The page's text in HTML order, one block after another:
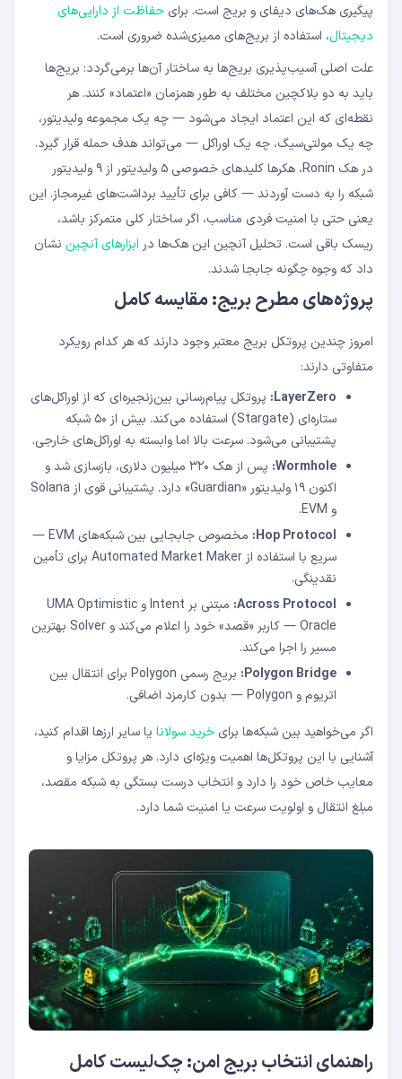
پیگیری هک‌های دیفای و بریج است. برای حفاظت از دارایی‌های
دیجیتال، استفاده از بریج‌های ممیزی‌شده ضروری است.
علت اصلی آسیب‌پذیری بریج‌ها به ساختار آن‌ها برمی‌گردد: بریج‌ها
باید به دو بلاکچین مختلف به طور همزمان «اعتماد» کنند. هر
نقطه‌ای که این اعتماد ایجاد می‌شود — چه یک مجموعه ولیدیتور،
چه یک مولتی‌سیگ، چه یک اوراکل — می‌تواند هدف حمله قرار گیرد.
در هک Ronin، هکرها کلیدهای خصوصی ۵ ولیدیتور از ۹ ولیدیتور
شبکه را به دست آوردند — کافی برای تأیید برداشت‌های غیرمجاز. این
یعنی حتی با امنیت فردی مناسب، اگر ساختار کلی متمرکز باشد،
ریسک باقی است. تحلیل آنچین این هک‌ها در ابزارهای آنچین نشان
داد که وجوه چگونه جابجا شدند.
پروژه‌های مطرح بریج: مقایسه کامل
امروز چندین پروتکل بریج معتبر وجود دارند که هر کدام رویکرد
متفاوتی دارند:
LayerZero: پروتکل پیام‌رسانی بین‌زنجیره‌ای که از اوراکل‌های
ستاره‌ای (Stargate) استفاده می‌کند. بیش از ۵۰ شبکه
پشتیبانی می‌شود. سرعت بالا اما وابسته به اوراکل‌های خارجی.
Wormhole:
پس از هک ۳۲۰ میلیون دلاری، بازسازی شد و
اکنون ۱۹ ولیدیتور «Guardian» دارد. پشتیبانی قوی از Solana
و EVM.
Hop Protocol:
مخصوص جابجایی بین شبکه‌های EVM —
سریع با استفاده از Automated Market Maker برای تأمین
نقدینگی.
Across Protocol:
مبتنی بر Intent و UMA Optimistic
Oracle — کاربر «قصد» خود را اعلام می‌کند و Solver بهترین
مسیر را اجرا می‌کند.
Polygon Bridge:
بریج رسمی Polygon برای انتقال بین
اتریوم و Polygon — بدون کارمزد اضافی.
اگر می‌خواهید بین شبکه‌ها برای خرید سولانا یا سایر ارزها اقدام کنید،
آشنایی با این پروتکل‌ها اهمیت ویژه‌ای دارد. هر پروتکل مزایا و
معایب خاص خود را دارد و انتخاب درست بستگی به شبکه مقصد،
مبلغ انتقال و اولویت سرعت یا امنیت شما دارد.
راهنمای انتخاب بریج امن: چک‌لیست کامل